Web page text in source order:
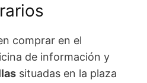
comprar en el
de información y
situadas en la plaza